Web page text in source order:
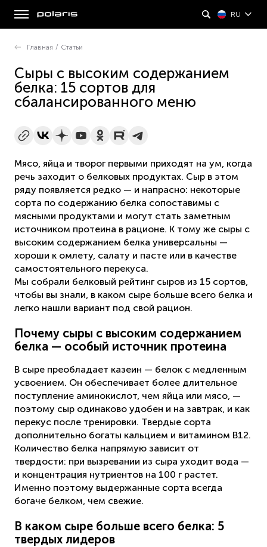
RU
Главная / Статьи
Сыры с высоким содержанием
белка: 15 сортов для
сбалансированного меню
Мясо, яйца и творог первыми приходят на ум, когда
речь заходит о белковых продуктах. Сыр в этом
ряду появляется редко — и напрасно: некоторые
сорта по содержанию белка сопоставимы с
мясными продуктами и могут стать заметным
источником протеина в рационе. К тому же сыры с
высоким содержанием белка универсальны —
хороши к омлету, салату и пасте или в качестве
самостоятельного перекуса.
Мы собрали белковый рейтинг сыров из 15 сортов,
чтобы вы знали, в каком сыре больше всего белка и
легко нашли вариант под свой рацион.
Почему сыры с высоким содержанием
белка — особый источник протеина
В сыре преобладает казеин — белок с медленным
усвоением. Он обеспечивает более длительное
поступление аминокислот, чем яйца или мясо, —
поэтому сыр одинаково удобен и на завтрак, и как
перекус после тренировки. Твердые сорта
дополнительно богаты кальцием и витамином B12.
Количество белка напрямую зависит от
твердости: при вызревании из сыра уходит вода —
и концентрация нутриентов на 100 г растет.
Именно поэтому выдержанные сорта всегда
богаче белком, чем свежие.
В каком сыре больше всего белка: 5
твердых лидеров